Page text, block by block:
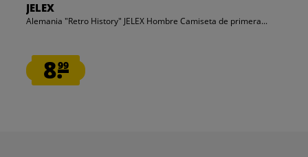
JELEX
Alemania "Retro History" JELEX Hombre Camiseta de primera...
8.99